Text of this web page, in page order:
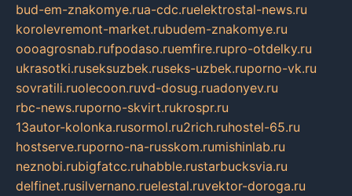
bud-em-znakomye.rua-cdc.ruelektrostal-news.ru
korolevremont-market.rubudem-znakomye.ru
oooagrosnab.rufpodaso.ruemfire.rupro-otdelky.ru
ukrasotki.ruseksuzbek.ruseks-uzbek.ruporno-vk.ru
sovratili.ruolecoon.ruvd-dosug.ruadonyev.ru
rbc-news.ruporno-skvirt.rukrospr.ru
13autor-kolonka.rusormol.ru2rich.ruhostel-65.ru
hostserve.ruporno-na-russkom.rumishinlab.ru
neznobi.rubigfatcc.ruhabble.rustarbucksvia.ru
delfinet.rusilvernano.ruelestal.ruvektor-doroga.ru